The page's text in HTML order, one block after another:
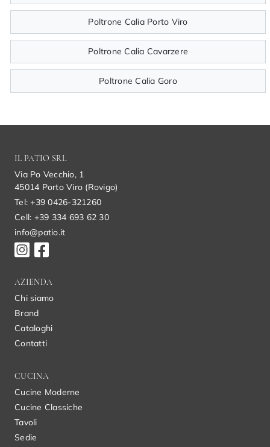
Poltrone Calia Porto Viro
Poltrone Calia Cavarzere
Poltrone Calia Goro
IL PATIO SRL
Via Po Vecchio, 1
45014 Porto Viro (Rovigo)
Tel: +39 0426-321260
Cell: +39 334 693 62 30
info@patio.it
AZIENDA
Chi siamo
Brand
Cataloghi
Contatti
CUCINA
Cucine Moderne
Cucine Classiche
Tavoli
Sedie